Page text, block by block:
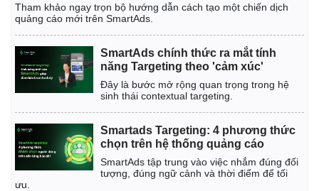
Tham khảo ngay trọn bộ hướng dẫn cách tạo một chiến dịch
quảng cáo mới trên SmartAds.
SmartAds chính thức ra mắt tính
năng Targeting theo 'cảm xúc'
Đây là bước mở rộng quan trọng trong hệ
sinh thái contextual targeting.
Smartads Targeting: 4 phương thức
chọn trên hệ thống quảng cáo
SmartAds tập trung vào việc nhắm đúng đối
tượng, đúng ngữ cảnh và thời điểm để tối
ưu.